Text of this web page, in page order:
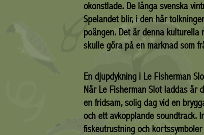
okonstlade. De långa svenska
Spelandet blir, i den här
poängen. Det är denna
skulle göra på en marknad som
En djupdykning i Le Fisherman
När Le Fisherman Slot laddas är
en fridsam, solig dag vid en
och ett avkopplande soundtrack.
fiskeutrustning och